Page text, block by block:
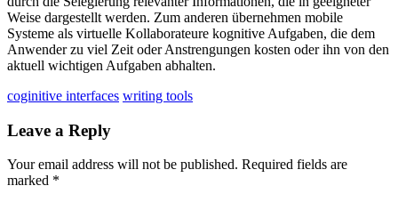
Weise dargestellt werden. Zum anderen übernehmen mobile
Systeme als virtuelle Kollaborateure kognitive Aufgaben, die dem
Anwender zu viel Zeit oder Anstrengungen kosten oder ihn von den
aktuell wichtigen Aufgaben abhalten.
coginitive interfaces writing tools
Leave a Reply
Your email address will not be published. Required fields are
marked *